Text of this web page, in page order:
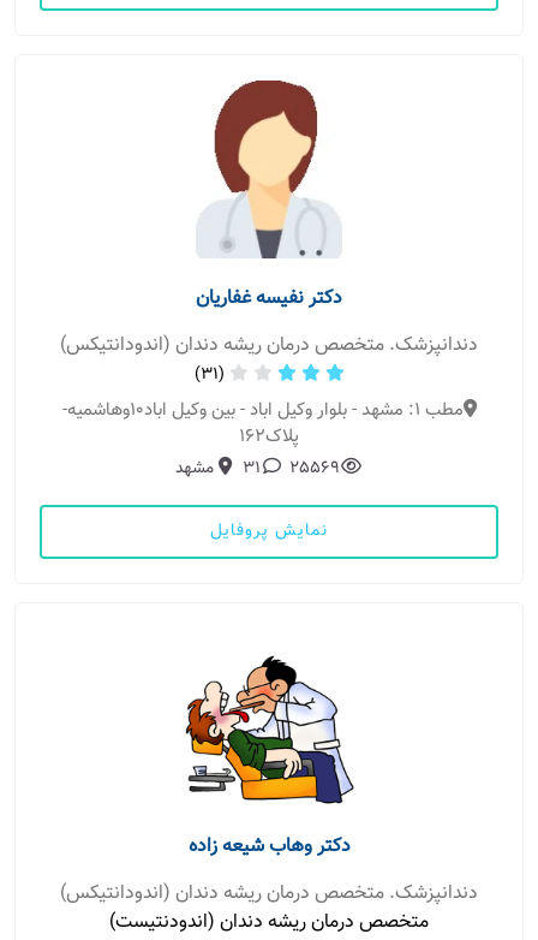
دکتر نفیسه غفاریان
دندانپزشک. متخصص درمان ریشه دندان (اندودانتیکس)
(31)
مطب 1: مشهد - بلوار وکیل اباد - بین وکیل اباد10وهاشمیه-
پلاک162
25569
31 مشهد
نمایش پروفایل
دکتر وهاب شیعه زاده
دندانپزشک. متخصص درمان ریشه دندان (اندودانتیکس)
متخصص درمان ریشه دندان (اندودنتیست)